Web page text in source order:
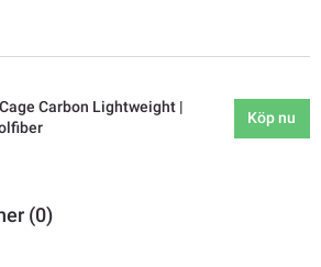
Carbon Lightweight |
Köp nu
(0)